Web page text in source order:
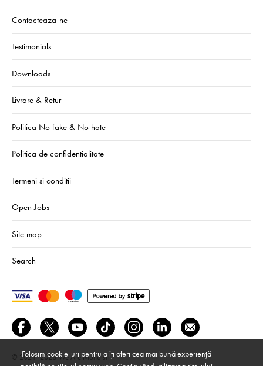
Contacteaza-ne
Testimonials
Downloads
Livrare & Retur
Politica No fake & No hate
Politica de confidentialitate
Termeni si conditii
Open Jobs
Site map
Search
© 2024–2026 We Are Mono srl
Folosim cookie-uri pentru a îți oferi cea mai bună experiență